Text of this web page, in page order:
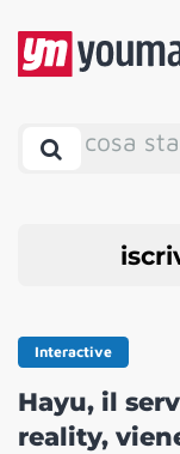
cosa
Interactive
Hayu, il
reality,